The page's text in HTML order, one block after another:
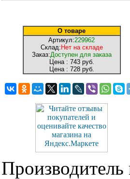
О товаре
Артикул:229962
Склад: Нет на складе
Заказ:Доступен для заказа
Цена : 743 руб.
Цена : 728 руб.